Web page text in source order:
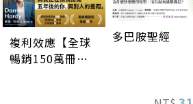
複利效應【全球
暢銷150萬冊・
多巴胺聖經